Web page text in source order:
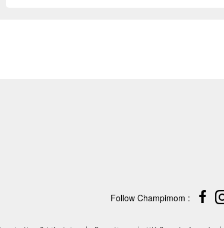
Follow Champimom :